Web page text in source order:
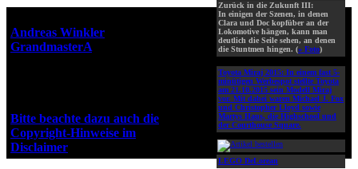
Zurück in die Zukunft III:
In einigen der Szenen, in denen
Clara und Doc kopfüber an der
Lokomotive hängen, kann man
deutlich die Seile sehen, an denen
die Stuntmen hingen. (» Foto)
Toyota Miraj 2015: In einem fast 5-
minütigen Werbespot stellte Toyota
am 21.10.2015 sein Modell Miraj
vor. Mit dabei waren Michael J. Fox
und Christopher Lloyd sowie
Martys Haus, die Highschool und
der Courthouse Square.
LEGO DeLorean
Andreas Winkler
GrandmasterA
Bitte beachte dazu auch die
Copyright-Hinweise im
Disclaimer